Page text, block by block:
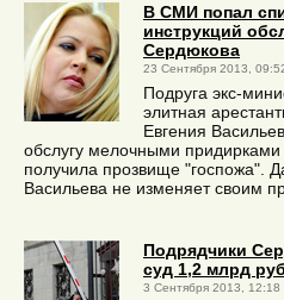
В СМИ попал
инструкций
Сердюкова
23 Сентября 2013,
Подруга экс-
элитная
Евгения
обслугу мелочными придирками
получила прозвище "госпожа".
Васильева не изменяет своим
Подрядчики
суд 1,2 млрд
3 Сентября 2013, 12:18